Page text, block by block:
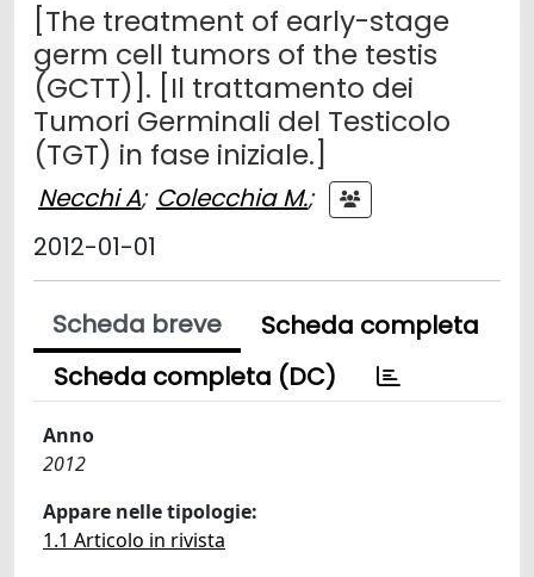
[The treatment of early-stage
germ cell tumors of the testis
(GCTT)]. [Il trattamento dei
Tumori Germinali del Testicolo
(TGT) in fase iniziale.]
Necchi A; Colecchia M.;
2012-01-01
Scheda breve
Scheda completa
Scheda completa (DC)
Anno
2012
Appare nelle tipologie:
1.1 Articolo in rivista